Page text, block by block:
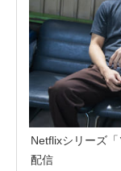
Netflixシリーズ
配信